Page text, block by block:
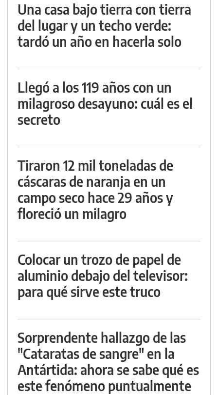
Una casa bajo tierra con tierra
del lugar y un techo verde:
tardó un año en hacerla solo
Llegó a los 119 años con un
milagroso desayuno: cuál es el
secreto
Tiraron 12 mil toneladas de
cáscaras de naranja en un
campo seco hace 29 años y
floreció un milagro
Colocar un trozo de papel de
aluminio debajo del televisor:
para qué sirve este truco
Sorprendente hallazgo de las
"Cataratas de sangre" en la
Antártida: ahora se sabe qué es
este fenómeno puntualmente